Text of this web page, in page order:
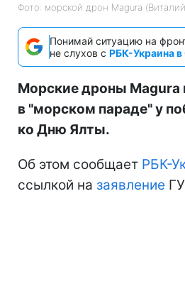
Фото: морской дрон Magura
Понимай ситуацию на
не слухов с РБК-Украина в
Морские дроны Magura
в "морском параде" у
ко Дню Ялты.
Об этом сообщает РБК-
ссылкой на заявление